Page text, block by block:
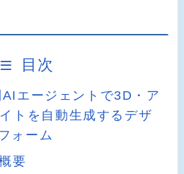
目次
エージェントで3D・ア
トを自動生成するデザ
ォーム
要